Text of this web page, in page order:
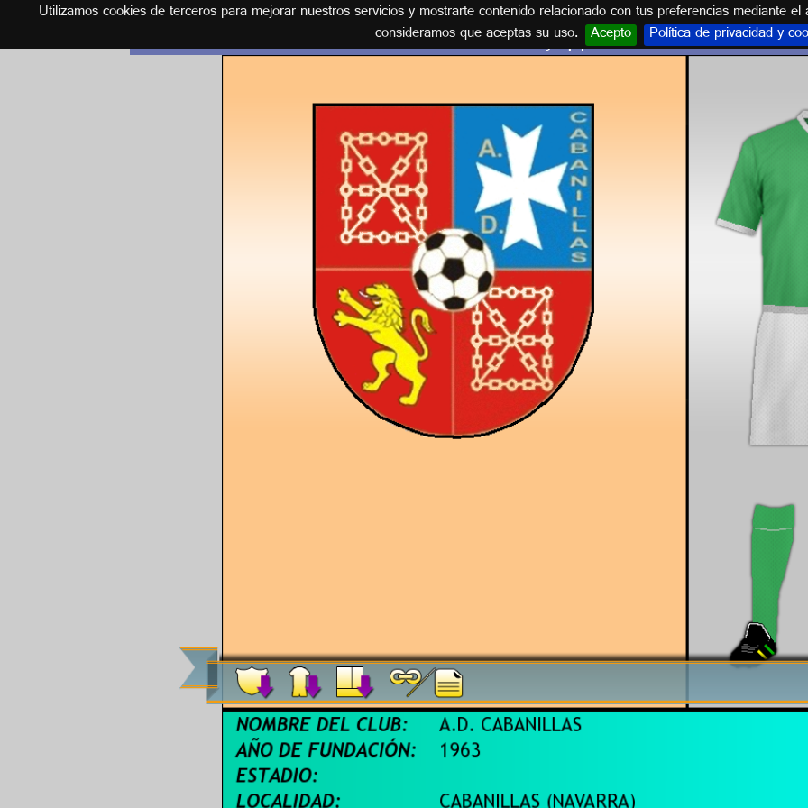
Utilizamos cookies de terceros para mejorar nuestros servicios y mostrarte contenido relacionado con tus preferencias mediante
consideramos que aceptas su uso. Acepto Política de privacidad y
Español
Escudos y equipaciones de NAVARRA